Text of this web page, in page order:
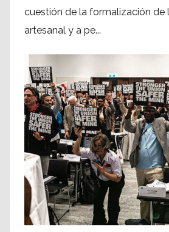
cuestión de la formalización de
artesanal y a pe...